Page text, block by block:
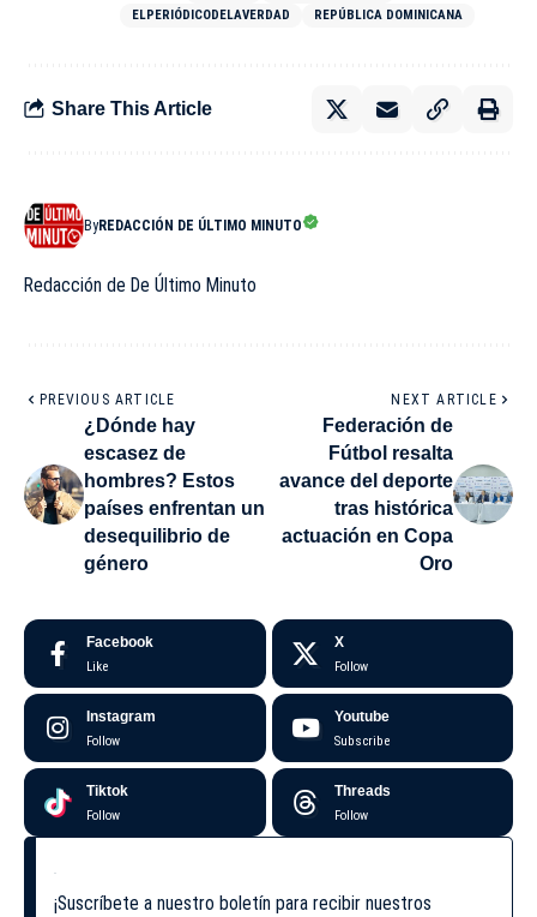
ELPERIÓDICODELAVERDAD
REPÚBLICA DOMINICANA
Share This Article
ByREDACCIÓN DE ÚLTIMO MINUTO
Redacción de De Último Minuto
PREVIOUS ARTICLE
¿Dónde hay
escasez de
hombres? Estos
países enfrentan un
desequilibrio de
género
NEXT ARTICLE
Federación de
Fútbol resalta
avance del deporte
tras histórica
actuación en Copa
Oro
Facebook
Like
X
Follow
Instagram
Follow
Youtube
Subscribe
Tiktok
Follow
Threads
Follow
¡Suscríbete a nuestro boletín para recibir nuestros